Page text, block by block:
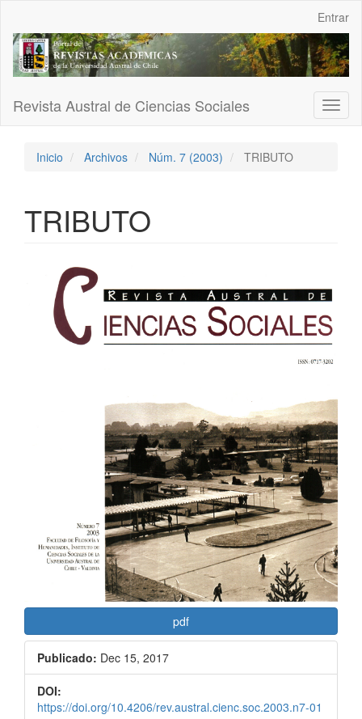
Contenido
principal
Barra
Entrar
Revista Austral de Ciencias Sociales
Inicio Archivos Núm. 7 (2003) TRIBUTO
TRIBUTO
Barra
lateral
del
artículo
pdf
Publicado: Dec 15, 2017
DOI:
https://doi.org/10.4206/rev.austral.cienc.soc.2003.n7-01